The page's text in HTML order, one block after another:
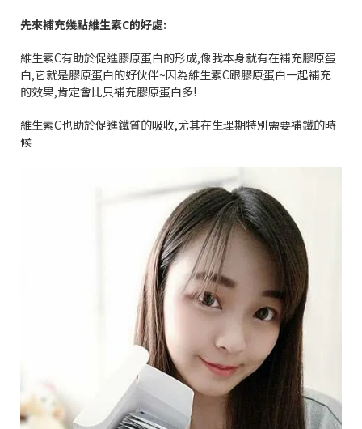
先來補充幾點維生素C的好處:
維生素C有助於促進膠原蛋白的形成,像我本身就有在補充膠原蛋
白,它就是膠原蛋白的好伙伴~因為維生素C跟膠原蛋白一起補充
的效果,肯定會比只補充膠原蛋白多!
維生素C也助於促進鐵質的吸收,尤其在生理期特別需要補鐵的時
候